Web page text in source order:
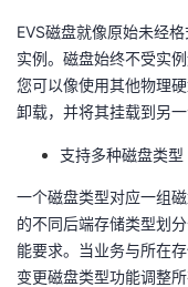
动
关
注
的
开
者
学
我
的
我
支
持
EVS磁盘就像原始未经
实例。磁盘始终不受实
您可以像使用其他物理
卸载，并将其挂载到另一
支持多种磁盘类型
一个磁盘类型对应一组
的不同后端存储类型划
能要求。当业务与所在
变更磁盘类型功能调整